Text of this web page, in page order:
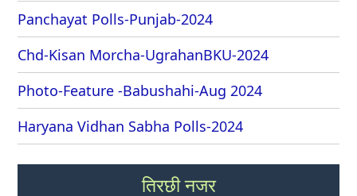
Panchayat Polls-Punjab-2024
Chd-Kisan Morcha-UgrahanBKU-2024
Photo-Feature -Babushahi-Aug 2024
Haryana Vidhan Sabha Polls-2024
तिरछी नजर